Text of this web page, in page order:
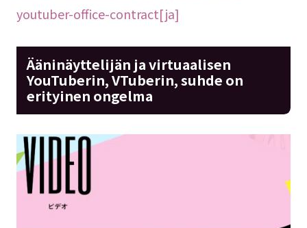
youtuber-office-contract[ja]
Ääninäyttelijän ja virtuaalisen
YouTuberin, VTuberin, suhde on
erityinen ongelma